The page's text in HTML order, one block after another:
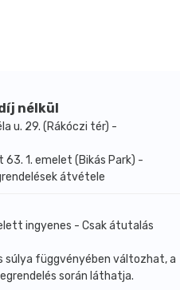
és az erőteljes
színek
a haj szerkezetét, és
haj kifakulását.
regenerál, véd,
ha bizonyítottan káros
hatások
mellett.
nélkül
u. 29. (Rákóczi tér) -
63. 1. emelet (Bikás Park) -
átvétele
ingyenes - Csak átutalás
súlya függvényében változhat, a
során láthatja.